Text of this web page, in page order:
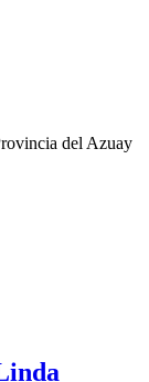
del Azuay